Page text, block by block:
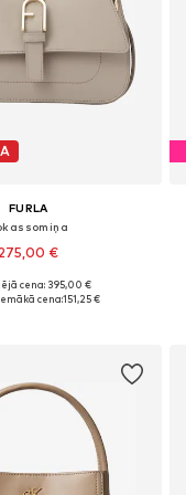
FURLA
€
izmēri: One Size
cena: 395,00 €
cena:151,25 €